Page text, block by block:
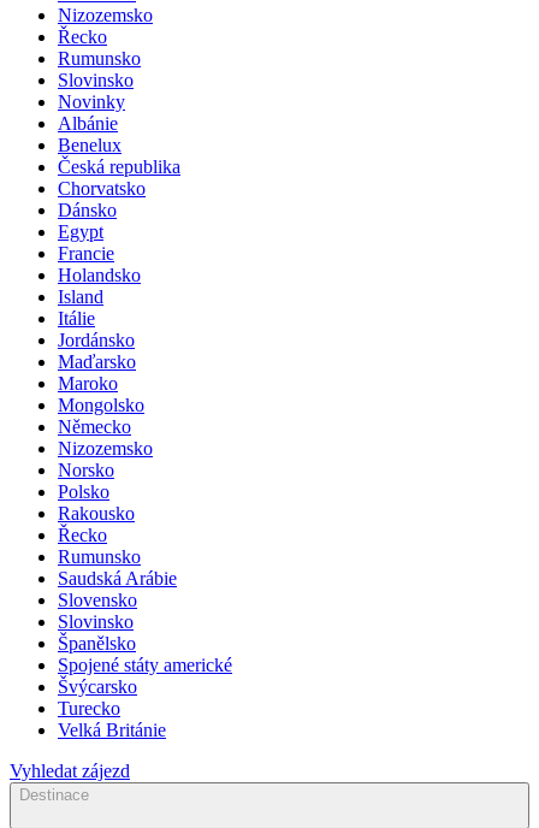
Nizozemsko
Řecko
Rumunsko
Slovinsko
Novinky
Albánie
Benelux
Česká republika
Chorvatsko
Dánsko
Egypt
Francie
Holandsko
Island
Itálie
Jordánsko
Maďarsko
Maroko
Mongolsko
Německo
Nizozemsko
Norsko
Polsko
Rakousko
Řecko
Rumunsko
Saudská Arábie
Slovensko
Slovinsko
Španělsko
Spojené státy americké
Švýcarsko
Turecko
Velká Británie
Vyhledat zájezd
Destinace